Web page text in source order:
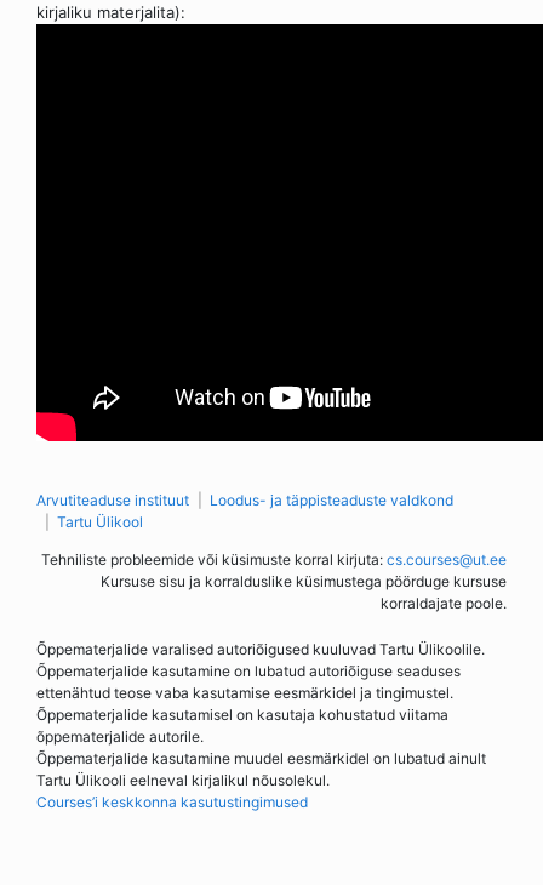
kirjaliku materjalita):
Arvutiteaduse instituut
Loodus- ja täppisteaduste valdkond
Tartu Ülikool
Tehniliste probleemide või küsimuste korral kirjuta: cs.courses@ut.ee
Kursuse sisu ja korralduslike küsimustega pöörduge kursuse
korraldajate poole.
Õppematerjalide varalised autoriõigused kuuluvad Tartu Ülikoolile.
Õppematerjalide kasutamine on lubatud autoriõiguse seaduses
ettenähtud teose vaba kasutamise eesmärkidel ja tingimustel.
Õppematerjalide kasutamisel on kasutaja kohustatud viitama
õppematerjalide autorile.
Õppematerjalide kasutamine muudel eesmärkidel on lubatud ainult
Tartu Ülikooli eelneval kirjalikul nõusolekul.
Courses’i keskkonna kasutustingimused